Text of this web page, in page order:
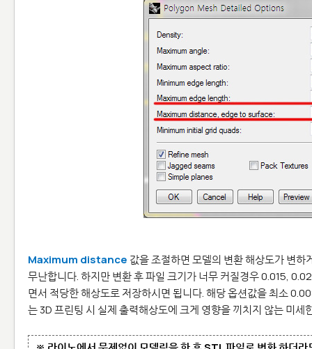
Maximum distance 값을 조절하면 모델의 변환 해상도가 변하
무난합니다. 하지만 변환 후 파일 크기가 너무 커질경우 0.015,
면서 적당한 해상도로 저장하시면 됩니다. 해당 옵션값을 최소
는 3D 프린팅 시 실제 출력해상도에 크게 영향을 끼치지 않는 미세